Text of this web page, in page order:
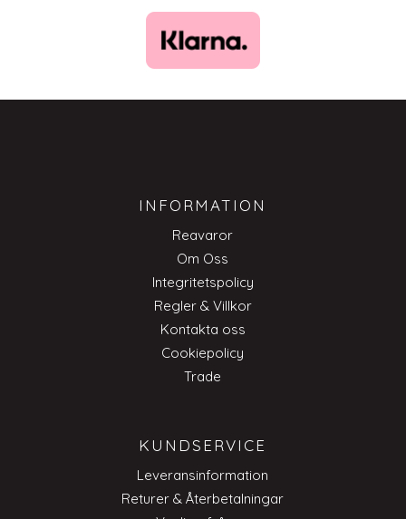
INFORMATION
Reavaror
Om Oss
Integritetspolicy
Regler & Villkor
Kontakta oss
Cookiepolicy
Trade
KUNDSERVICE
Leveransinformation
Returer & Återbetalningar